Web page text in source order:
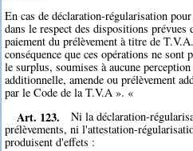
En cas de déclaration-régularisation
dans le respect des dispositions prévues
paiement du prélèvement à titre de
conséquence que ces opérations ne
le surplus, soumises à aucune
additionnelle, amende ou prélèvement
par le Code de la T.V.A ». «
Art. 123.
Ni la déclaration-
prélèvements, ni l'attestation-
produisent d'effets :